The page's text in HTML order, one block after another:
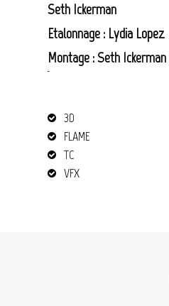
Seth Ickerman
Etalonnage : Lydia Lopez
Montage : Seth Ickerman
3D
FLAME
TC
VFX